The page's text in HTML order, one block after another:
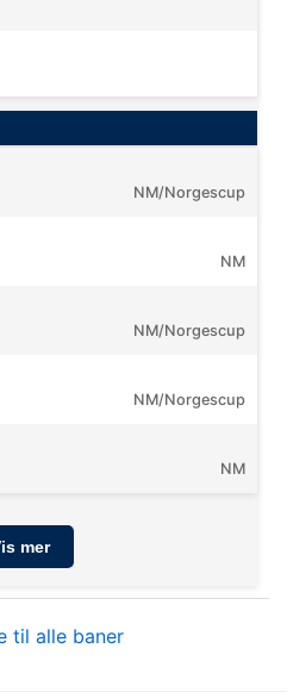
NM/Norgescup
NM
NM/Norgescup
NM/Norgescup
NM
mer
til alle baner